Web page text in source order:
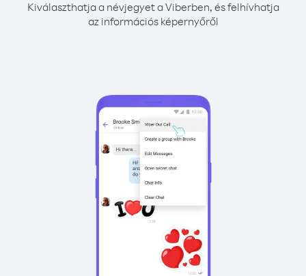
Kiválaszthatja a névjegyet a Viberben, és felhívhatja
az információs képernyőről